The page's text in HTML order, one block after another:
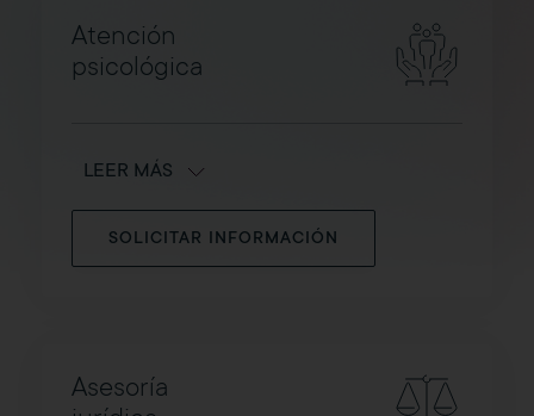
Atención
psicológica
LEER MÁS
SOLICITAR INFORMACIÓN
Asesoría